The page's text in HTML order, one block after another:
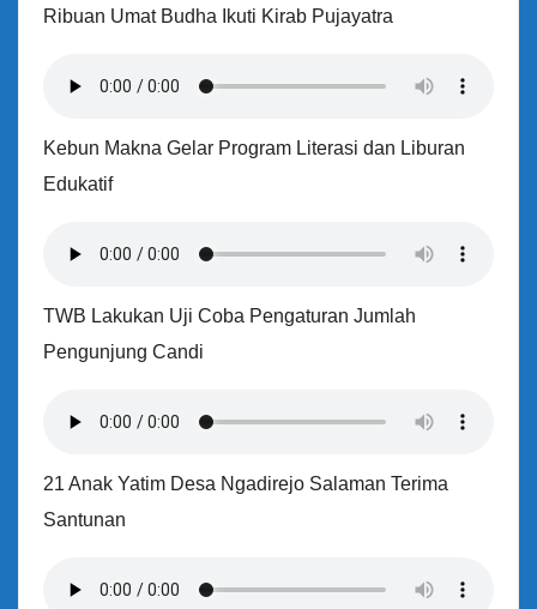
Ribuan Umat Budha Ikuti Kirab Pujayatra
Kebun Makna Gelar Program Literasi dan Liburan
Edukatif
TWB Lakukan Uji Coba Pengaturan Jumlah
Pengunjung Candi
21 Anak Yatim Desa Ngadirejo Salaman Terima
Santunan